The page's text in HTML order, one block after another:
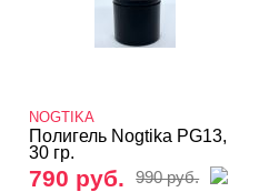
NOGTIKA
Полигель Nogtika PG13,
30 гр.
790 руб. 990 руб.